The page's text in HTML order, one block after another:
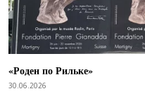
«Роден по Рильке»
30.06.2026